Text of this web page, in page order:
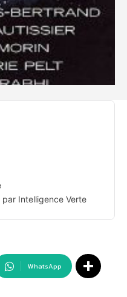
Intelligence Verte
WhatsApp